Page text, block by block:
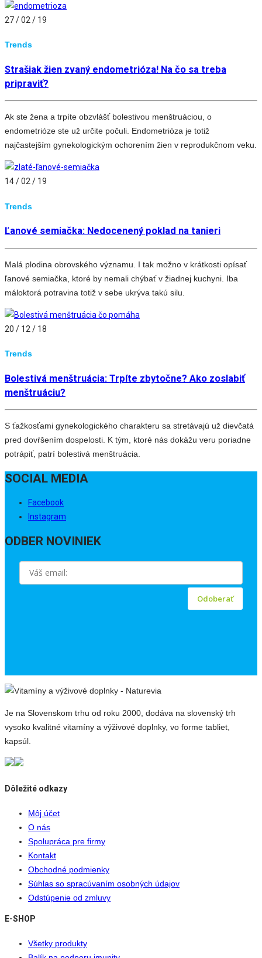
27 / 02 / 19
Trends
Strašiak žien zvaný endometrióza! Na čo sa treba
pripraviť?
Ak ste žena a trpíte obzvlášť bolestivou menštruáciou, o
endometrióze ste už určite počuli. Endometrióza je totiž
najčastejším gynekologickým ochorením žien v reprodukčnom veku.
14 / 02 / 19
Trends
Ľanové semiačka: Nedocenený poklad na tanieri
Malá plodina obrovského významu. I tak možno v krátkosti opísať
ľanové semiačka, ktoré by nemali chýbať v žiadnej kuchyni. Iba
máloktorá potravina totiž v sebe ukrýva takú silu.
20 / 12 / 18
Trends
Bolestivá menštruácia: Trpíte zbytočne? Ako zoslabiť
menštruáciu?
S ťažkosťami gynekologického charakteru sa stretávajú už dievčatá
pred dovŕšením dospelosti. K tým, ktoré nás dokážu veru poriadne
potrápiť, patrí bolestivá menštruácia.
SOCIAL MEDIA
Facebook
Instagram
ODBER NOVINIEK
Odoberať
Je na Slovenskom trhu od roku 2000, dodáva na slovenský trh
vysoko kvalitné vitamíny a výživové doplnky, vo forme tabliet,
kapsúl.
Dôležité odkazy
Môj účet
O nás
Spolupráca pre firmy
Kontakt
Obchodné podmienky
Súhlas so spracúvaním osobných údajov
Odstúpenie od zmluvy
E-SHOP
Všetky produkty